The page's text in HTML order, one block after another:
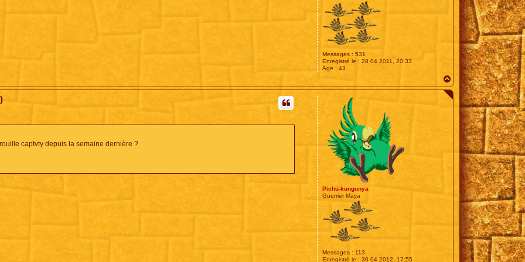
Messages : 531
Enregistré le : 28 04 2011, 20:33
Âge : 43
a
u
Pichu-kungunya
Guerrier Maya
Messages : 113
Enregistré le : 30 04 2012, 17:55
captvty depuis la semaine dernière ?